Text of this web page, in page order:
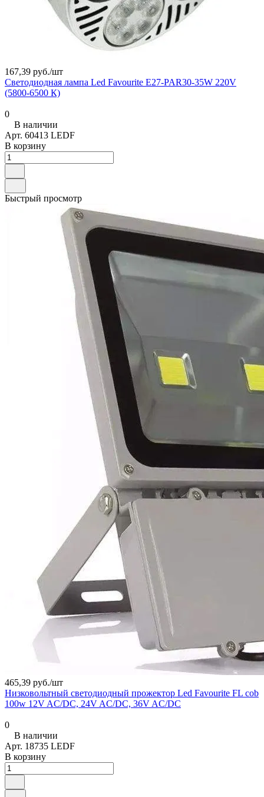
167,39 руб./шт
Светодиодная лампа Led Favourite E27-PAR30-35W 220V
(5800-6500 К)
0
В наличии
Арт. 60413 LEDF
В корзину
Быстрый просмотр
465,39 руб./шт
Низковольтный светодиодный прожектор Led Favourite FL cob
100w 12V AC/DC, 24V AC/DC, 36V AC/DC
0
В наличии
Арт. 18735 LEDF
В корзину